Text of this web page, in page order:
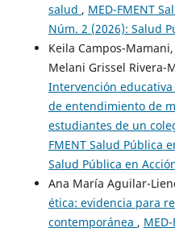
salud , MED-FMENT
Núm. 2 (2026): Salud
Keila Campos-
Melani Grissel Rivera-
Intervención
de entendimiento de
estudiantes de un
FMENT Salud Pública
Salud Pública en
Ana María Aguilar-
ética: evidencia para
contemporánea ,